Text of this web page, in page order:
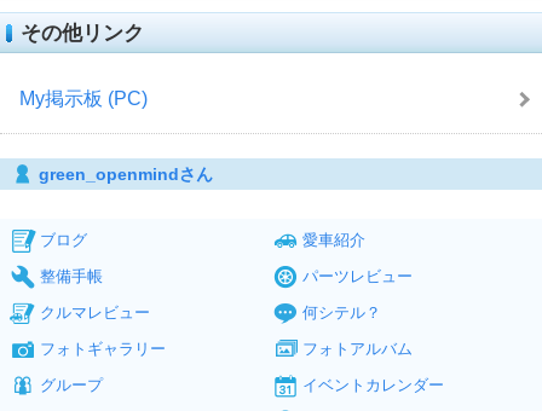
その他リンク
My掲示板 (PC)
green_openmindさん
ブログ
愛車紹介
整備手帳
パーツレビュー
クルマレビュー
何シテル？
フォトギャラリー
フォトアルバム
グループ
イベントカレンダー